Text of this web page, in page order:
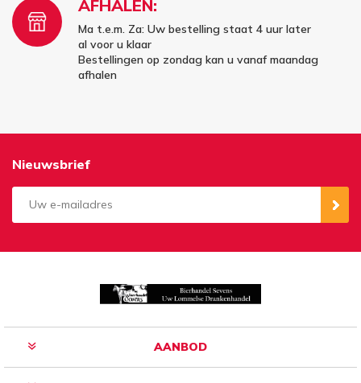
AFHALEN:
Ma t.e.m. Za: Uw bestelling staat 4 uur later
al voor u klaar
Bestellingen op zondag kan u vanaf maandag
afhalen
Nieuwsbrief
AANBOD